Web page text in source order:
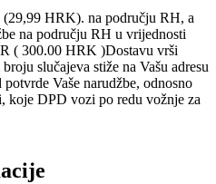
HRK). na području RH, a
na području RH u vrijednosti
( 300.00 HRK )Dostavu vrši
slučajeva stiže na Vašu adresu
Vaše narudžbe, odnosno
koje DPD vozi po redu vožnje za